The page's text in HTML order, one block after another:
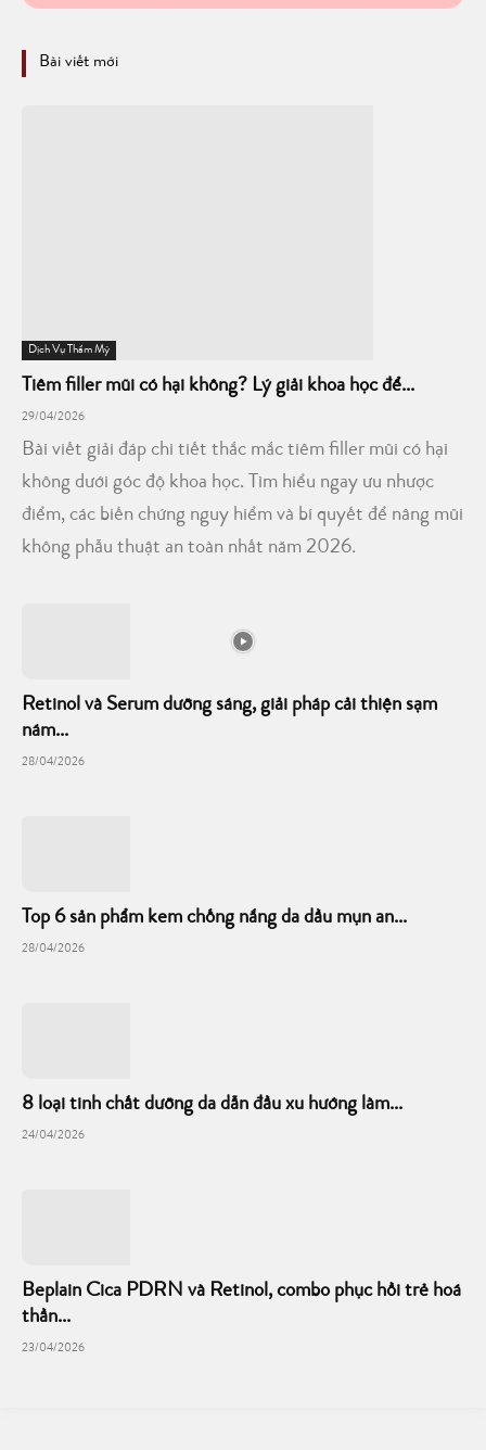
Bài viết mới
Dịch Vụ Thẩm Mỹ
Tiêm filler mũi có hại không? Lý giải khoa học để...
29/04/2026
Bài viết giải đáp chi tiết thắc mắc tiêm filler mũi có hại
không dưới góc độ khoa học. Tìm hiểu ngay ưu nhược
điểm, các biến chứng nguy hiểm và bí quyết để nâng mũi
không phẫu thuật an toàn nhất năm 2026.
Retinol và Serum dưỡng sáng, giải pháp cải thiện sạm
nám...
28/04/2026
Top 6 sản phẩm kem chống nắng da dầu mụn an...
28/04/2026
8 loại tinh chất dưỡng da dẫn đầu xu hướng làm...
24/04/2026
Beplain Cica PDRN và Retinol, combo phục hồi trẻ hoá
thần...
23/04/2026